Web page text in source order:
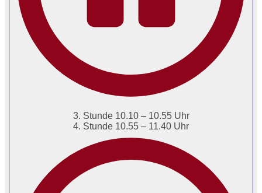
3. Stunde 10.10 – 10.55 Uhr
4. Stunde 10.55 – 11.40 Uhr